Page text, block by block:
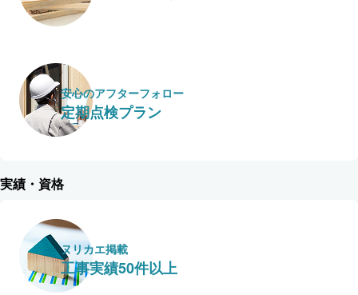
安心のアフターフォロー
定期点検プラン
実績・資格
ヌリカエ掲載
工事実績50件以上